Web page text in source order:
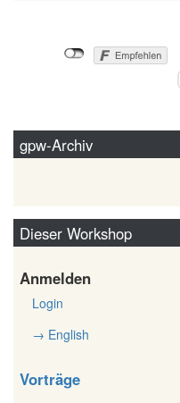
gpw-Archiv
Dieser Workshop
Anmelden
Login
→ English
Vorträge